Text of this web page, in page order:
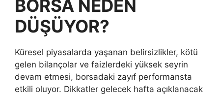
BORSA NEDEN
DÜŞÜYOR?
Küresel piyasalarda yaşanan belirsizlikler, kötü
gelen bilançolar ve faizlerdeki yüksek seyrin
devam etmesi, borsadaki zayıf performansta
etkili oluyor. Dikkatler gelecek hafta açıklanacak